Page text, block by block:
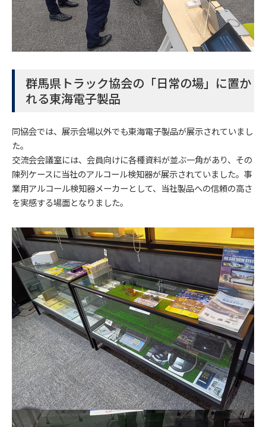
群馬県トラック協会の「日常の場」に置か
れる東海電子製品
同協会では、展示会場以外でも東海電子製品が展示されていまし
た。
交流会会議室には、会員向けに各種資料が並ぶ一角があり、その
陳列ケースに当社のアルコール検知器が展示されていました。事
業用アルコール検知器メーカーとして、当社製品への信頼の高さ
を実感する場面となりました。